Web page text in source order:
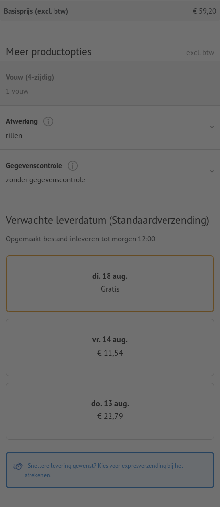
Basisprijs (excl. btw) € 59,20
Meer productopties excl. btw
Vouw (4-zijdig)
1 vouw
Afwerking
rillen
Gegevenscontrole
zonder gegevenscontrole
Verwachte leverdatum (Standaardverzending)
Opgemaakt bestand inleveren tot morgen 12:00
di. 18 aug.
Gratis
vr. 14 aug.
€ 11,54
do. 13 aug.
€ 22,79
Snellere levering gewenst? Kies voor expresverzending bij het
afrekenen.